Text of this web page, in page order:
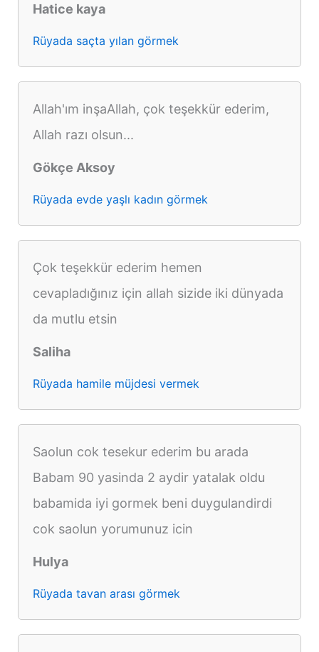
Hatice kaya
Rüyada saçta yılan görmek
Allah'ım inşaAllah, çok teşekkür ederim,
Allah razı olsun...
Gökçe Aksoy
Rüyada evde yaşlı kadın görmek
Çok teşekkür ederim hemen
cevapladığınız için allah sizide iki dünyada
da mutlu etsin
Saliha
Rüyada hamile müjdesi vermek
Saolun cok tesekur ederim bu arada
Babam 90 yasinda 2 aydir yatalak oldu
babamida iyi gormek beni duygulandirdi
cok saolun yorumunuz icin
Hulya
Rüyada tavan arası görmek